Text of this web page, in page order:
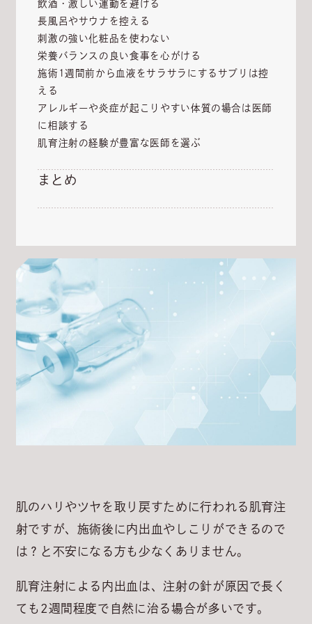
肌のハリやツヤを取り戻すために行われる肌育注
射ですが、施術後に内出血やしこりができるので
は？と不安になる方も少なくありません。
肌育注射による内出血は、注射の針が原因で長く
ても2週間程度で自然に治る場合が多いです。
飲酒・激しい運動を避ける
長風呂やサウナを控える
刺激の強い化粧品を使わない
栄養バランスの良い食事を心がける
施術1週間前から血液をサラサラにするサプリは控
える
アレルギーや炎症が起こりやすい体質の場合は医師
に相談する
肌育注射の経験が豊富な医師を選ぶ
まとめ